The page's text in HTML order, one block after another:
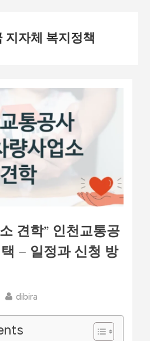
지자체 복지정책
견학” 인천교통공
– 일정과 신청 방
By
dibira